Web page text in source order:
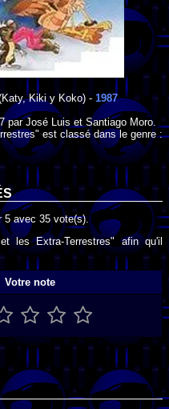
Kiki y Koko) -1987
parJosé Luis et Santiago Moro.
est classé dans le genre :
5 avec 35vote(s).
les Extra-Terrestres" afin qu'il
Votre note